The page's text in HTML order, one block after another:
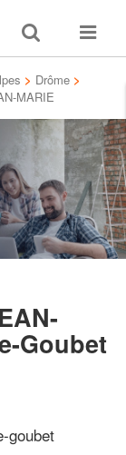
Toggle
search
Toggle
> Drôme >
MARIE
Goubet
goubet